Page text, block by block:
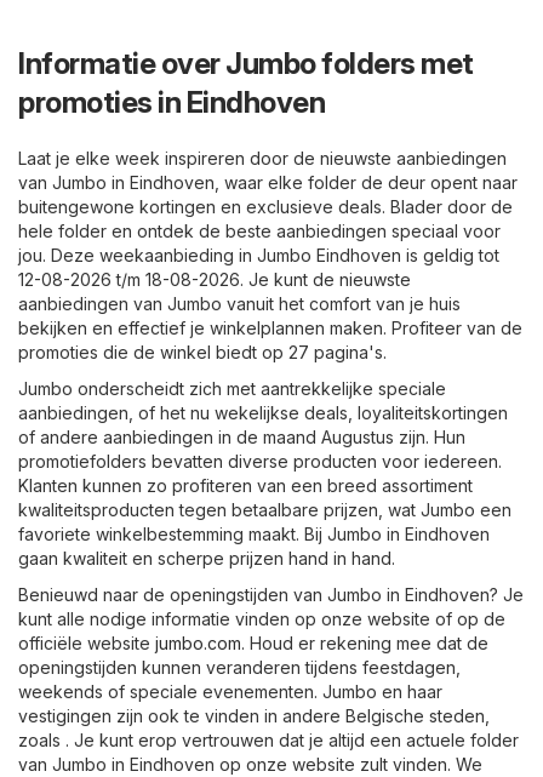
Informatie over Jumbo folders met
promoties in Eindhoven
Laat je elke week inspireren door de nieuwste aanbiedingen
van Jumbo in Eindhoven, waar elke folder de deur opent naar
buitengewone kortingen en exclusieve deals. Blader door de
hele folder en ontdek de beste aanbiedingen speciaal voor
jou. Deze weekaanbieding in Jumbo Eindhoven is geldig tot
12-08-2026 t/m 18-08-2026. Je kunt de nieuwste
aanbiedingen van Jumbo vanuit het comfort van je huis
bekijken en effectief je winkelplannen maken. Profiteer van de
promoties die de winkel biedt op 27 pagina's.
Jumbo onderscheidt zich met aantrekkelijke speciale
aanbiedingen, of het nu wekelijkse deals, loyaliteitskortingen
of andere aanbiedingen in de maand Augustus zijn. Hun
promotiefolders bevatten diverse producten voor iedereen.
Klanten kunnen zo profiteren van een breed assortiment
kwaliteitsproducten tegen betaalbare prijzen, wat Jumbo een
favoriete winkelbestemming maakt. Bij Jumbo in Eindhoven
gaan kwaliteit en scherpe prijzen hand in hand.
Benieuwd naar de openingstijden van Jumbo in Eindhoven? Je
kunt alle nodige informatie vinden op onze website of op de
officiële website jumbo.com. Houd er rekening mee dat de
openingstijden kunnen veranderen tijdens feestdagen,
weekends of speciale evenementen. Jumbo en haar
vestigingen zijn ook te vinden in andere Belgische steden,
zoals . Je kunt erop vertrouwen dat je altijd een actuele folder
van Jumbo in Eindhoven op onze website zult vinden. We